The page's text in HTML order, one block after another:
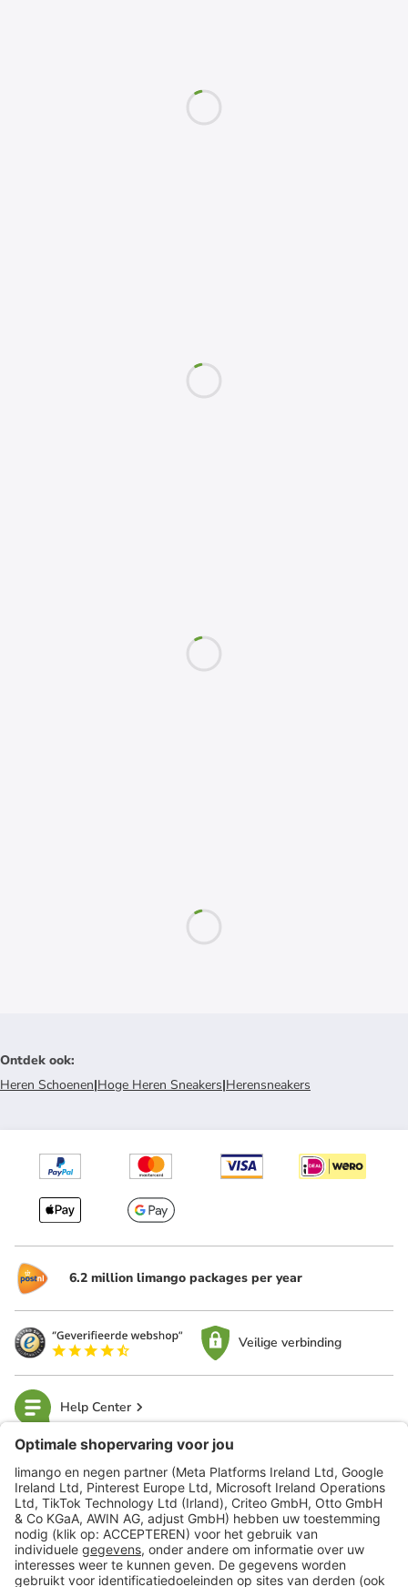
Ontdek ook:
Heren Schoenen|Hoge Heren Sneakers|Herensneakers
6.2 million limango packages per year
Veilige verbinding
Help Center
limango
Veilig winkelen
Klantenservice